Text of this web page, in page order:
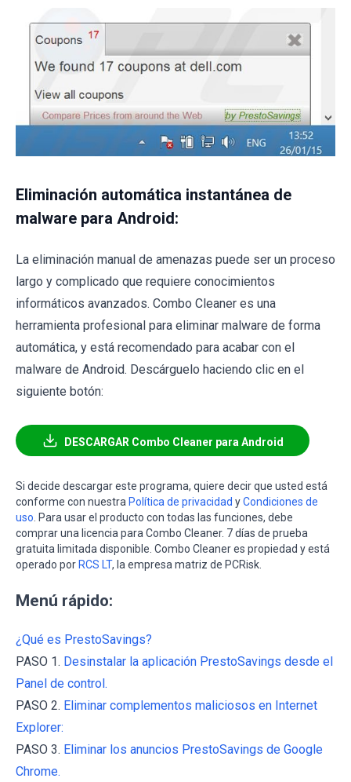
Eliminación automática instantánea de
malware para Android:
La eliminación manual de amenazas puede ser un proceso
largo y complicado que requiere conocimientos
informáticos avanzados. Combo Cleaner es una
herramienta profesional para eliminar malware de forma
automática, y está recomendado para acabar con el
malware de Android. Descárguelo haciendo clic en el
siguiente botón:
DESCARGAR Combo Cleaner para Android
Si decide descargar este programa, quiere decir que usted está
conforme con nuestra Política de privacidad yCondiciones de
uso . Para usar el producto con todas las funciones, debe
comprar una licencia para Combo Cleaner. 7 días de prueba
gratuita limitada disponible. Combo Cleaner es propiedad y está
operado por RCS LT, la empresa matriz de PCRisk.
Menú rápido:
¿Qué es PrestoSavings?
PASO 1. Desinstalar la aplicación PrestoSavings desde el
Panel de control.
PASO 2. Eliminar complementos maliciosos en Internet
Explorer:
PASO 3. Eliminar los anuncios PrestoSavings de Google
Chrome.